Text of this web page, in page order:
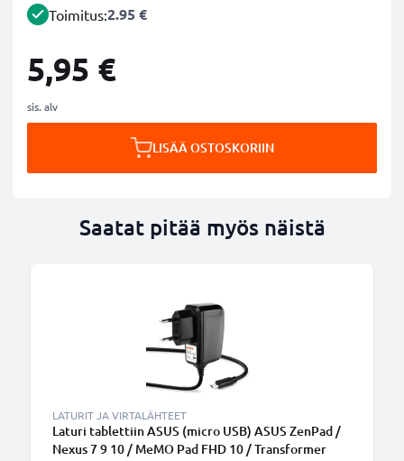
Toimitus:2.95 €
5,95 €
sis. alv
LISÄÄ OSTOSKORIIN
Saatat pitää myös näistä
LATURIT JA VIRTALÄHTEET
Laturi tablettiin ASUS (micro USB) ASUS ZenPad /
Nexus 7 9 10 / MeMO Pad FHD 10 / Transformer